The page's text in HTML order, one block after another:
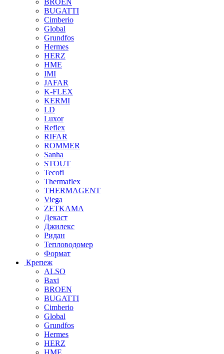
BUGATTI
Cimberio
Global
Grundfos
Hermes
HERZ
HME
IMI
JAFAR
K-FLEX
KERMI
LD
Luxor
Reflex
RIFAR
ROMMER
Sanha
STOUT
Tecofi
Thermaflex
THERMAGENT
Viega
ZETKAMA
Декаст
Джилекс
Ридан
Тепловодомер
Формат
Крепеж
ALSO
Baxi
BROEN
BUGATTI
Cimberio
Global
Grundfos
Hermes
HERZ
HME